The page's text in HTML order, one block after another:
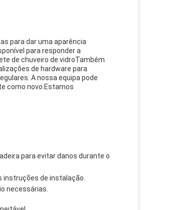
para dar uma aparência
para responder a
de chuveiro de vidroTambém
de hardware para
A nossa equipa pode
como novo.Estamos
para evitar danos durante o
de instalação.
necessárias.